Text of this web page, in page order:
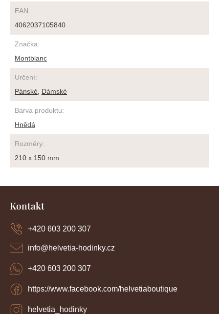
EAN:
4062037105840
Značka:
Montblanc
Určení:
Pánské
Dámské
Barva produktu:
Hnědá
Rozměry:
210 x 150 mm
Kontakt
info@helvetia-hodinky.cz
+420 603 200 307
https://www.facebook.com/helvetiaboutique
helvetia_hodinky
+420 603 200 307